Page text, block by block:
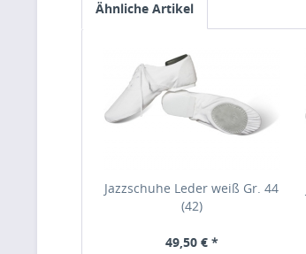
Ähnliche Artikel
Jazzschuhe Leder weiß Gr. 44
(42)
49,50 € *